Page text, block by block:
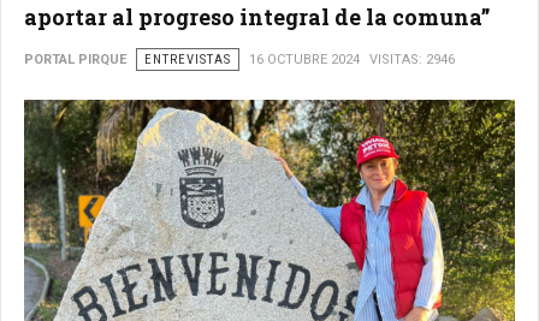
aportar al progreso integral de la comuna”
PORTAL PIRQUE ENTREVISTAS 16 OCTUBRE 2024 VISITAS: 2946